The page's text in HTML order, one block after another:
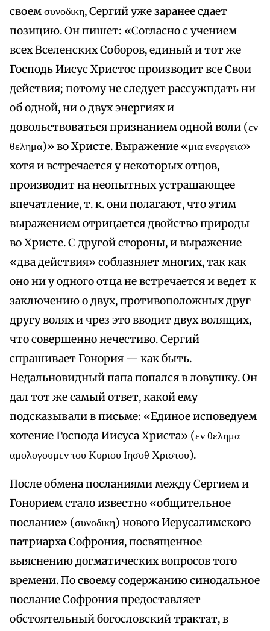
своем συνοδικη, Сергий уже заранее сдает
позицию. Он пишет: «Согласно с учением
всех Вселенских Соборов, единый и тот же
Господь Иисус Христос производит все Свои
действия; потому не следует рассужпдать ни
об одной, ни о двух энергиях и
довольствоваться признанием одной воли (εν
θελημα)» во Христе. Выражение «μια ενεργεια»
хотя и встречается у некоторых отцов,
производит на неопытных устрашающее
впечатление, т. к. они полагают, что этим
выражением отрицается двойство природы
во Христе. С другой стороны, и выражение
«два действия» соблазняет многих, так как
оно ни у одного отца не встречается и ведет к
заключению о двух, противоположных друг
другу волях и чрез это вводит двух волящих,
что совершенно нечестиво. Сергий
спрашивает Гонория — как быть.
Недальновидный папа попался в ловушку. Он
дал тот же самый ответ, какой ему
подсказывали в письме: «Единое исповедуем
хотение Господа Иисуса Христа» (εν θελημα
αμολογουμεν του Κυριου Ιησοθ Χριστου).
После обмена посланиями между Сергием и
Гонорием стало известно «общительное
послание» (συνοδικη) нового Иерусалимского
патриарха Софрония, посвященное
выяснению догматических вопросов того
времени. По своему содержанию синодальное
послание Софрония предоставляет
обстоятельный богословский трактат, в